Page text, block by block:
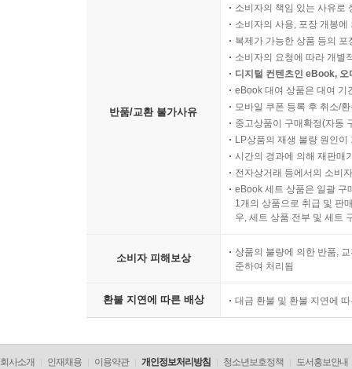
반품/교환 불가사유
소비자의 책임 있는 사유로
소비자의 사용, 포장 개봉
복제가 가능한 상품 등의
소비자의 요청에 따라 개별
디지털 컨텐츠인 eBook,
eBook 대여 상품은 대여 기
모바일 쿠폰 등록 후 취소/
중고상품이 구매확정(자동
LP상품의 재생 불량 원인
시간의 경과에 의해 재판매
전자상거래 등에서의 소비
eBook 세트 상품은 일괄 구
1개의 상품으로 취급 및 판
우, 세트 상품 전부 및 세트
소비자 피해보상
상품의 불량에 의한 반품,
준하여 처리됨
환불 지연에 따른 배상 대금 환불 및 환불 지연에
회사소개 인재채용 이용약관 개인정보처리방침 청소년보호정책 도서홍보안내